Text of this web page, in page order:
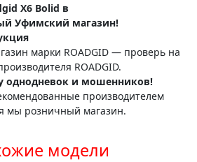
X6 Bolid в
Уфимский магазин!
марки ROADGID — проверь на
ROADGID.
однодневок и мошенников!
производителем
мы розничный магазин.
модели